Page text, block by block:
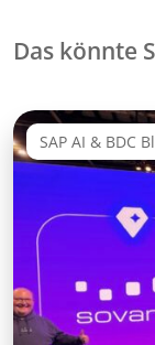
Das könnte
SAP AI & BDC